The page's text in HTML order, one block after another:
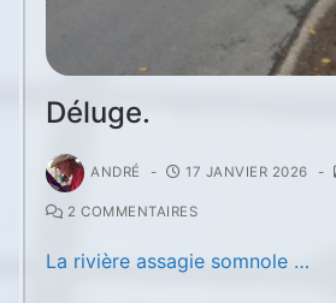
Déluge.
ANDRÉ - 17 JANVIER 2026 -
2 COMMENTAIRES
La rivière assagie somnole …